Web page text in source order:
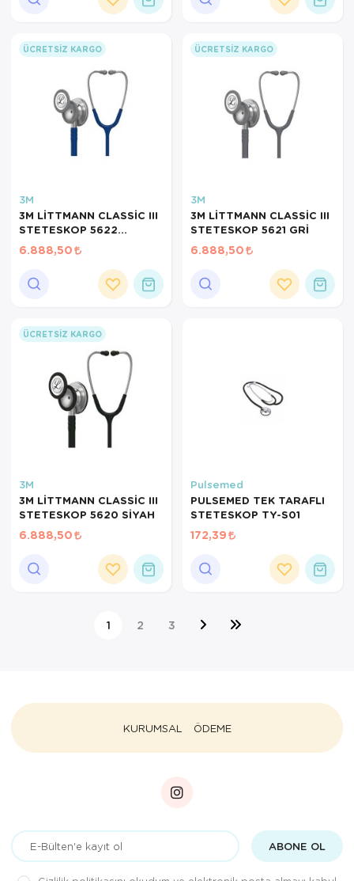
ÜCRETSIZ KARGO
3M
3M LİTTMANN CLASSİC III
STETESKOP 5622
LACİVERT
6.888,50
ÜCRETSIZ KARGO
3M
3M LİTTMANN CLASSİC III
STETESKOP 5621 GRİ
6.888,50
ÜCRETSIZ KARGO
3M
3M LİTTMANN CLASSİC III
STETESKOP 5620 SİYAH
6.888,50
Pulsemed
PULSEMED TEK TARAFLI
STETESKOP TY-S01
172,39
1 2 3
KURUMSAL ÖDEME
ABONE OL